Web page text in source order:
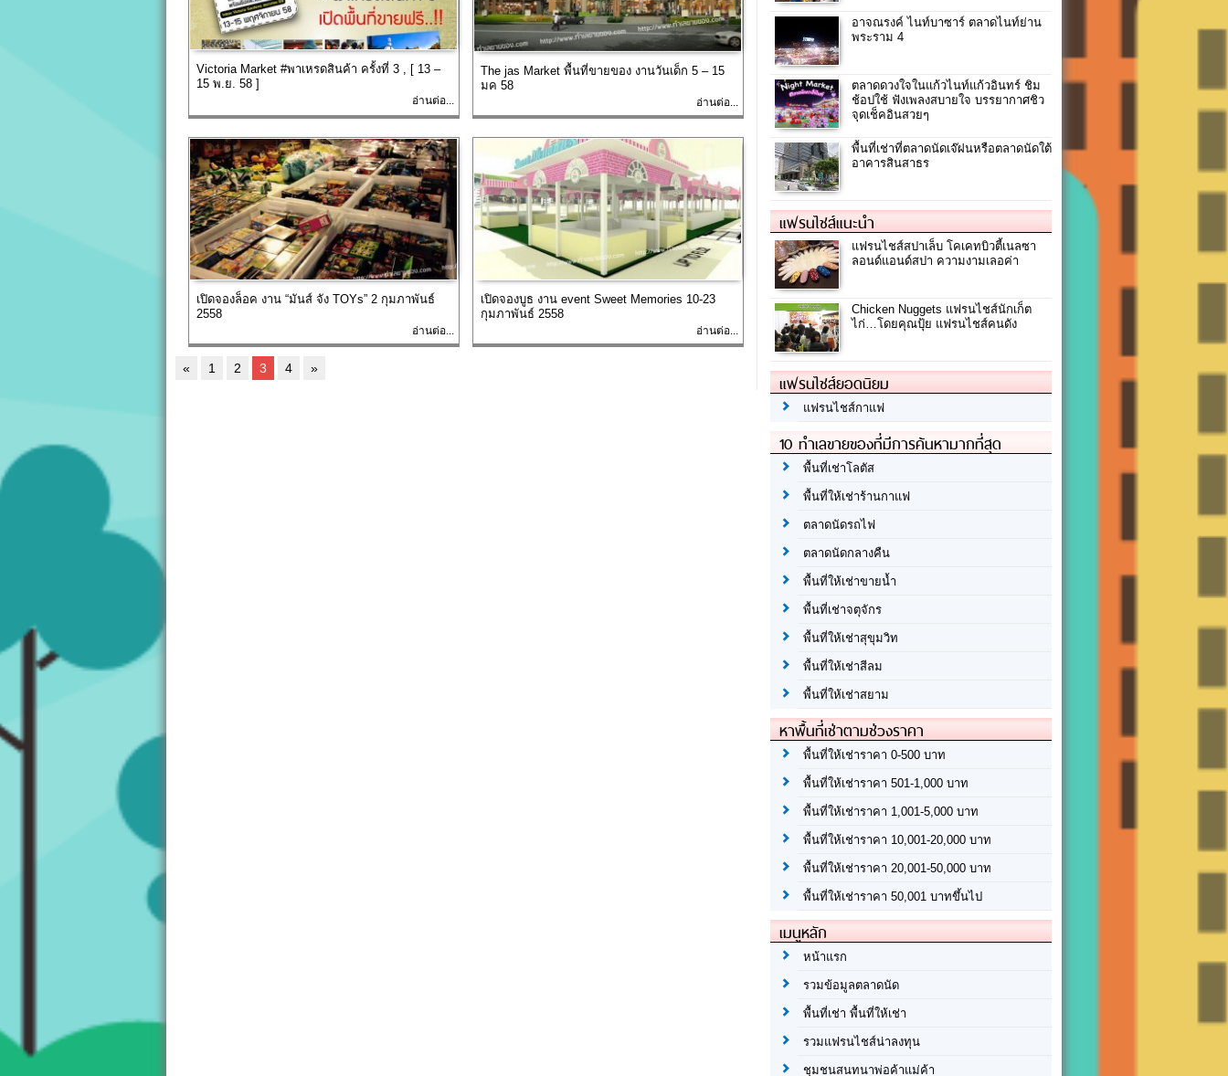
Victoria Market #พาเหรดสินค้า ครั้งที่ 3 , [ 13 –
15 พ.ย. 58 ]
อ่านต่อ...
The jas Market พื้นที่ขายของ งานวันเด็ก 5 – 15
มค 58
อ่านต่อ...
เปิดจองล็อค งาน “มันส์ จัง TOYs” 2 กุมภาพันธ์
2558
อ่านต่อ...
เปิดจองบูธ งาน event Sweet Memories 10-23
กุมภาพันธ์ 2558
อ่านต่อ...
« 1 2 3 4 »
อาจณรงค์ ไนท์บาซาร์ ตลาดไนท์ย่าน
พระราม 4
ตลาดดวงใจในแก้วไนท์แก้วอินทร์ ชิม
ช้อปใช้ ฟังเพลงสบายใจ บรรยากาศชิว
จุดเช็คอินสวยๆ
พื้นที่เช่าที่ตลาดนัดเจ๊ฝนหรือตลาดนัดใต้
อาคารสินสาธร
แฟรนไชส์แนะนำ
แฟรนไชส์สปาเล็บ โคเคทบิวตี้เนลซา
ลอนด์แอนด์สปา ความงามเลอค่า
Chicken Nuggets แฟรนไชส์นักเก็ต
ไก่…โดยคุณปุ้ย แฟรนไชส์คนดัง
แฟรนไชส์ยอดนิยม
แฟรนไชส์กาแฟ
10 ทำเลขายของที่มีการค้นหามากที่สุด
พื้นที่เช่าโลตัส
พื้นที่ให้เช่าร้านกาแฟ
ตลาดนัดรถไฟ
ตลาดนัดกลางคืน
พื้นที่ให้เช่าขายน้ำ
พื้นที่เช่าจตุจักร
พื้นที่ให้เช่าสุขุมวิท
พื้นที่ให้เช่าสีลม
พื้นที่ให้เช่าสยาม
หาพื้นที่เช่าตามช่วงราคา
พื้นที่ให้เช่าราคา 0-500 บาท
พื้นที่ให้เช่าราคา 501-1,000 บาท
พื้นที่ให้เช่าราคา 1,001-5,000 บาท
พื้นที่ให้เช่าราคา 10,001-20,000 บาท
พื้นที่ให้เช่าราคา 20,001-50,000 บาท
พื้นที่ให้เช่าราคา 50,001 บาทขึ้นไป
เมนูหลัก
หน้าแรก
รวมข้อมูลตลาดนัด
พื้นที่เช่า พื้นที่ให้เช่า
รวมแฟรนไชส์น่าลงทุน
ชุมชนสนทนาพ่อค้าแม่ค้า